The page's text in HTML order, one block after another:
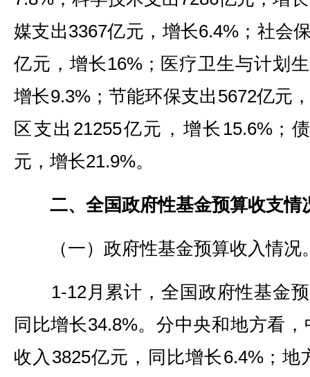
媒支出3367亿元，增长6.4%；社会
亿元，增长16%；医疗卫生与计划
增长9.3%；节能环保支出5672亿元
区支出21255亿元，增长15.6%；
元，增长21.9%。
二、全国政府性基金预算收支情
（一）政府性基金预算收入情况
1-12月累计，全国政府性基金预
同比增长34.8%。分中央和地方看
收入3825亿元，同比增长6.4%；